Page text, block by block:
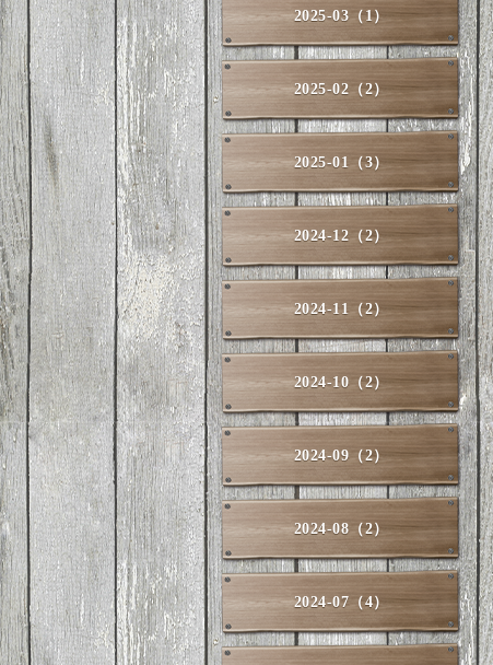
2025-03（1）
2025-02（2）
2025-01（3）
2024-12（2）
2024-11（2）
2024-10（2）
2024-09（2）
2024-08（2）
2024-07（4）